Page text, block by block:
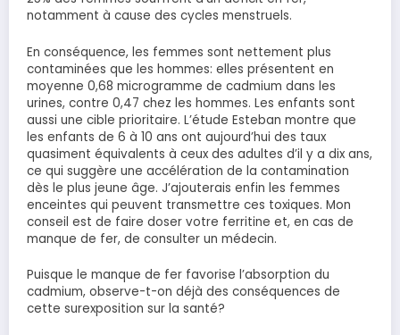
notamment à cause des cycles menstruels.
En conséquence, les femmes sont nettement plus
contaminées que les hommes: elles présentent en
moyenne 0,68 microgramme de cadmium dans les
urines, contre 0,47 chez les hommes. Les enfants sont
aussi une cible prioritaire. L’étude Esteban montre que
les enfants de 6 à 10 ans ont aujourd’hui des taux
quasiment équivalents à ceux des adultes d’il y a dix ans,
ce qui suggère une accélération de la contamination
dès le plus jeune âge. J’ajouterais enfin les femmes
enceintes qui peuvent transmettre ces toxiques. Mon
conseil est de faire doser votre ferritine et, en cas de
manque de fer, de consulter un médecin.
Puisque le manque de fer favorise l’absorption du
cadmium, observe-t-on déjà des conséquences de
cette surexposition sur la santé?